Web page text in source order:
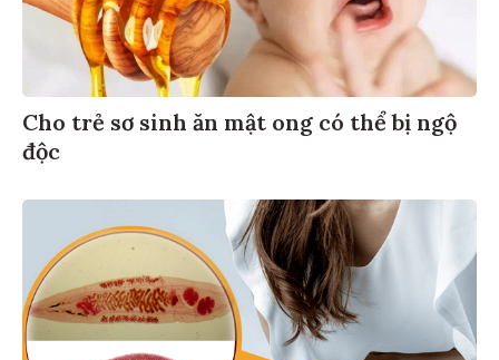
Cho trẻ sơ sinh ăn mật ong có thể bị ngộ
độc